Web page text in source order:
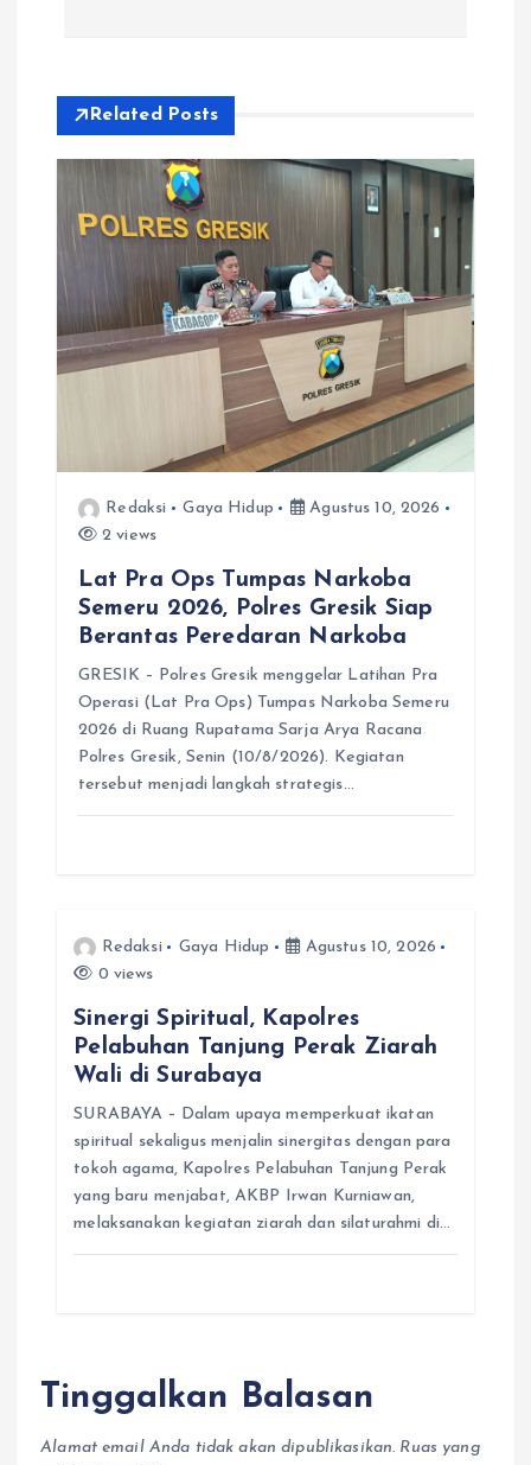
p
o
Related Posts
Redaksi Gaya Hidup
Agustus 10, 2026
2 views
Lat Pra Ops Tumpas Narkoba
Semeru 2026, Polres Gresik Siap
Berantas Peredaran Narkoba
GRESIK – Polres Gresik menggelar Latihan Pra
Operasi (Lat Pra Ops) Tumpas Narkoba Semeru
2026 di Ruang Rupatama Sarja Arya Racana
Polres Gresik, Senin (10/8/2026). Kegiatan
tersebut menjadi langkah strategis…
Redaksi Gaya Hidup
Agustus 10, 2026
0 views
Sinergi Spiritual, Kapolres
Pelabuhan Tanjung Perak Ziarah
Wali di Surabaya
SURABAYA – Dalam upaya memperkuat ikatan
spiritual sekaligus menjalin sinergitas dengan para
tokoh agama, Kapolres Pelabuhan Tanjung Perak
yang baru menjabat, AKBP Irwan Kurniawan,
melaksanakan kegiatan ziarah dan silaturahmi di…
Tinggalkan Balasan
Alamat email Anda tidak akan dipublikasikan. Ruas yang